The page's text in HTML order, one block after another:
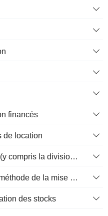
financés
de location
Intérêts minoritaires, total (y compris la division financière)
Investissements selon la méthode de la mise en équivalence, total
des stocks